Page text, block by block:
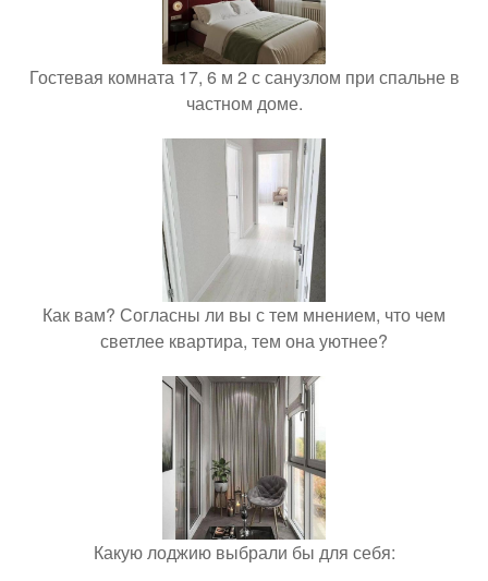
Гостевая комната 17, 6 м 2 с санузлом при спальне в
частном доме.
Как вам? Согласны ли вы с тем мнением, что чем
светлее квартира, тем она уютнее?
Какую лоджию выбрали бы для себя: